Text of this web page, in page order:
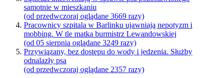
samotnie w mieszkaniu
(od przedwczoraj oglądane 3669 razy)
Pracownicy szpitala w Barlinku ujawniają nepotyzm i
mobbing. W tle matka burmistrz Lewandowskiej
(od 05 sierpnia oglądane 3249 razy)
Przywiązany, bez dostępu do wody i jedzenia. Służby
odnalazły psa
(od przedwczoraj oglądane 2357 razy)